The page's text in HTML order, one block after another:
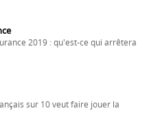
2019 : qu'est-ce qui arrêtera
sur 10 veut faire jouer la